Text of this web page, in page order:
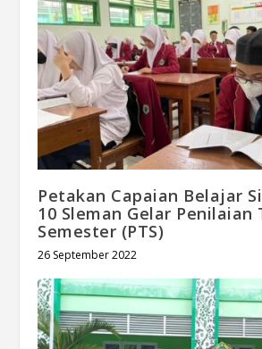
Petakan Capaian Belajar
10 Sleman Gelar Penilaian
Semester (PTS)
26 September 2022